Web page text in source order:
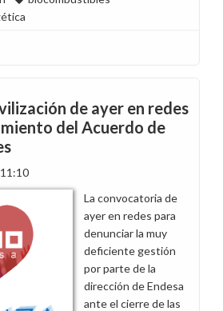
de ayer en redes
del Acuerdo de
La convocatoria de
ayer en redes para
denunciar la muy
deficiente gestión
por parte de la
dirección de Endesa
ante el cierre de las